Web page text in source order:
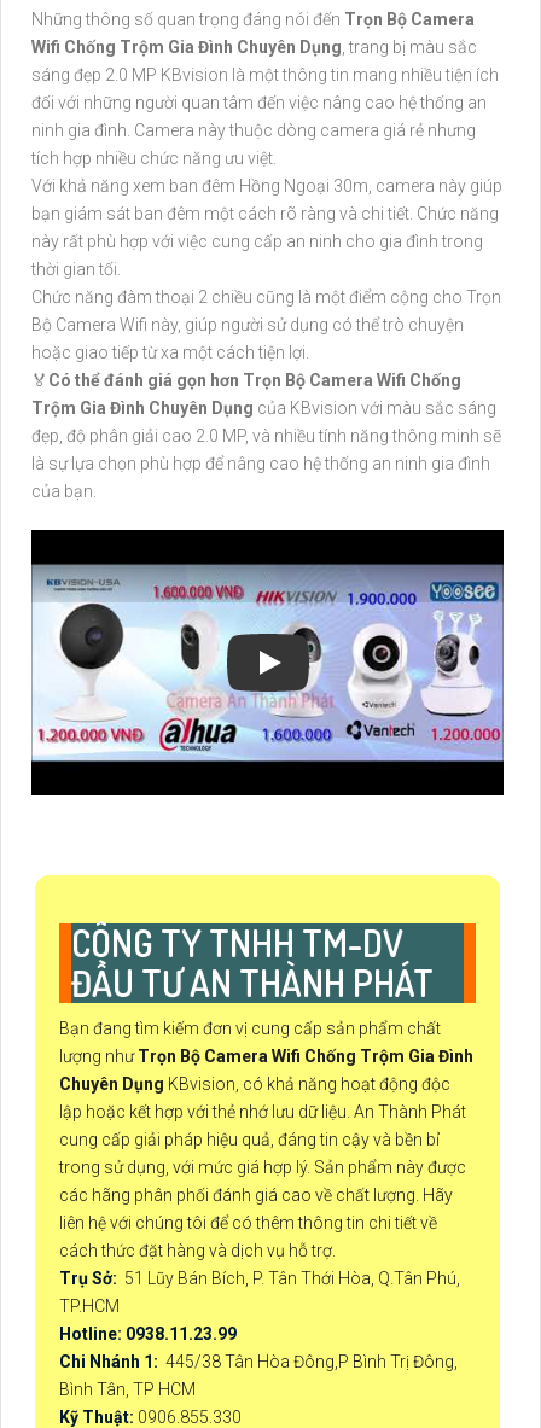
Những thông số quan trọng đáng nói đến Trọn Bộ Camera
Wifi Chống Trộm Gia Đình Chuyên Dụng , trang bị màu sắc
sáng đẹp 2.0 MP KBvision là một thông tin mang nhiều tiện ích
đối với những người quan tâm đến việc nâng cao hệ thống an
ninh gia đình. Camera này thuộc dòng camera giá rẻ nhưng
tích hợp nhiều chức năng ưu việt.
Với khả năng xem ban đêm Hồng Ngoại 30m, camera này giúp
bạn giám sát ban đêm một cách rõ ràng và chi tiết. Chức năng
này rất phù hợp với việc cung cấp an ninh cho gia đình trong
thời gian tối.
Chức năng đàm thoại 2 chiều cũng là một điểm cộng cho Trọn
Bộ Camera Wifi này, giúp người sử dụng có thể trò chuyện
hoặc giao tiếp từ xa một cách tiện lợi.
️🏅 Có thể đánh giá gọn hơn Trọn Bộ Camera Wifi Chống
Trộm Gia Đình Chuyên Dụng của KBvision với màu sắc sáng
đẹp, độ phân giải cao 2.0 MP, và nhiều tính năng thông minh sẽ
là sự lựa chọn phù hợp để nâng cao hệ thống an ninh gia đình
của bạn.
CÔNG TY TNHH TM-DV
ĐẦU TƯ AN THÀNH PHÁT
Bạn đang tìm kiếm đơn vị cung cấp sản phẩm chất
lượng nhưTrọn Bộ Camera Wifi Chống Trộm Gia Đình
Chuyên Dụng KBvision, có khả năng hoạt động độc
lập hoặc kết hợp với thẻ nhớ lưu dữ liệu. An Thành Phát
cung cấp giải pháp hiệu quả, đáng tin cậy và bền bỉ
trong sử dụng, với mức giá hợp lý. Sản phẩm này được
các hãng phân phối đánh giá cao về chất lượng. Hãy
liên hệ với chúng tôi để có thêm thông tin chi tiết về
cách thức đặt hàng và dịch vụ hỗ trợ.
Trụ Sở: 51 Lũy Bán Bích, P. Tân Thới Hòa, Q.Tân Phú,
TP.HCM
Hotline: 0938.11.23.99
Chi Nhánh 1: 445/38 Tân Hòa Đông,P Bình Trị Đông,
Bình Tân, TP HCM
Kỹ Thuật: 0906.855.330